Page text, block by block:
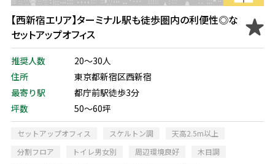
【西新宿エリア】ターミナル駅も徒歩圏内の利便性◎な
セットアップオフィス
推奨人数
20～30人
住所
東京都新宿区西新宿
最寄り駅
都庁前駅徒歩3分
坪数
50～60坪
セットアップオフィス スケルトン調
天高2.5m以上
分割フロア
トイレ男女別 周辺環境良好
木目調